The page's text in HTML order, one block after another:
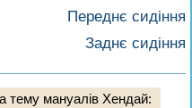
Переднє сидіння
Заднє сидіння
тему мануалів Хендай: